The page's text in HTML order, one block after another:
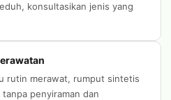
konsultasikan jenis yang
rutin merawat, rumput sintetis
penyiraman dan